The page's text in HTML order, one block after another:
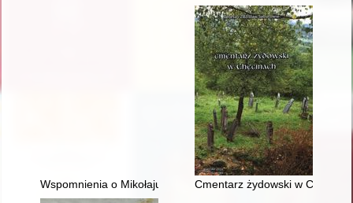
Wspomnienia o Mikołaju Cichoniu, nauczycielach i uczniach
Cmentarz żydowski w